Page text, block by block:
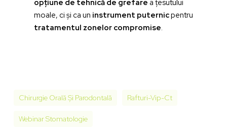
opțiune de tehnică de grefare a țesutului
moale, ci și ca un instrument puternicpentru
tratamentul zonelor compromise.
Chirurgie Orală Și Parodontală Rafturi-Vip-Ct
Webinar Stomatologie